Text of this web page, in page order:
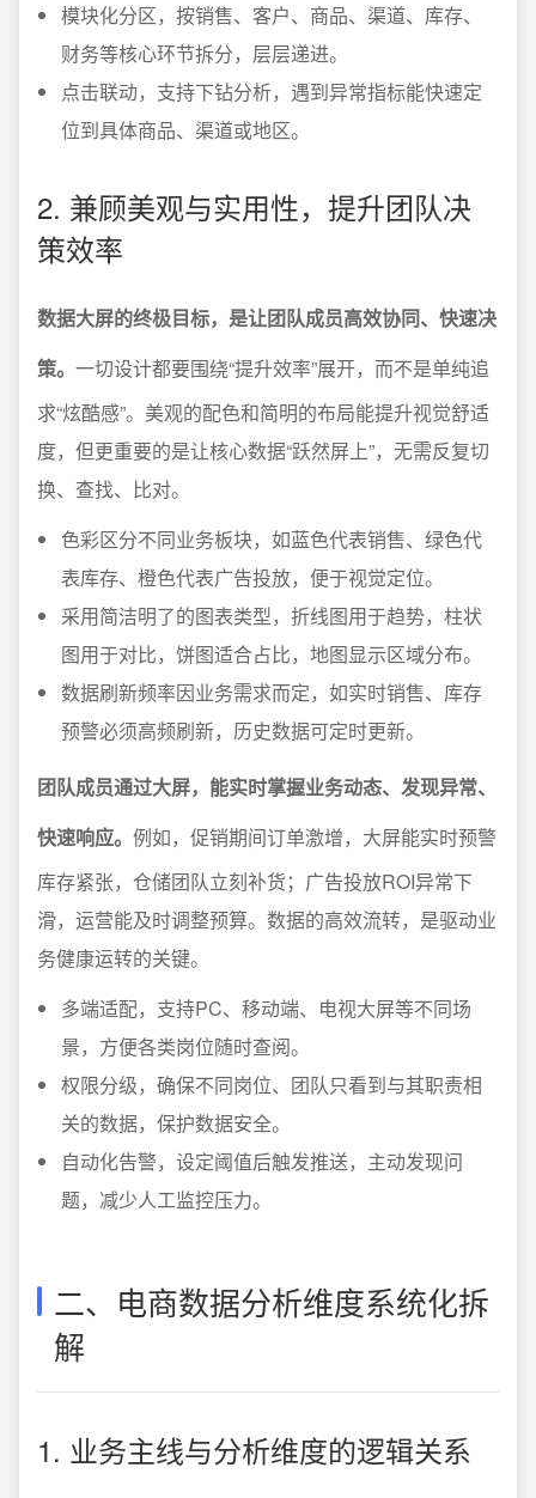
模块化分区，按销售、客户、商品、渠道、库存、
财务等核心环节拆分，层层递进。
点击联动，支持下钻分析，遇到异常指标能快速定
位到具体商品、渠道或地区。
2. 兼顾美观与实用性，提升团队决
策效率
数据大屏的终极目标，是让团队成员高效协同、快速决
策。 一切设计都要围绕“提升效率”展开，而不是单纯追
求“炫酷感”。美观的配色和简明的布局能提升视觉舒适
度，但更重要的是让核心数据“跃然屏上”，无需反复切
换、查找、比对。
色彩区分不同业务板块，如蓝色代表销售、绿色代
表库存、橙色代表广告投放，便于视觉定位。
采用简洁明了的图表类型，折线图用于趋势，柱状
图用于对比，饼图适合占比，地图显示区域分布。
数据刷新频率因业务需求而定，如实时销售、库存
预警必须高频刷新，历史数据可定时更新。
团队成员通过大屏，能实时掌握业务动态、发现异常、
快速响应。 例如，促销期间订单激增，大屏能实时预警
库存紧张，仓储团队立刻补货；广告投放ROI异常下
滑，运营能及时调整预算。数据的高效流转，是驱动业
务健康运转的关键。
多端适配，支持PC、移动端、电视大屏等不同场
景，方便各类岗位随时查阅。
权限分级，确保不同岗位、团队只看到与其职责相
关的数据，保护数据安全。
自动化告警，设定阈值后触发推送，主动发现问
题，减少人工监控压力。
二、电商数据分析维度系统化拆
解
1. 业务主线与分析维度的逻辑关系